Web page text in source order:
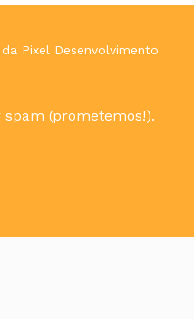
da Pixel Desenvolvimento
(prometemos!).